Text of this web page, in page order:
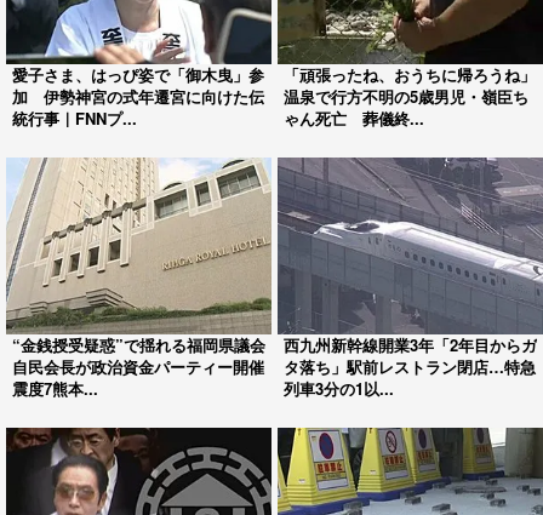
愛子さま、はっぴ姿で「御木曳」参
加 伊勢神宮の式年遷宮に向けた伝
統行事｜FNNプ...
「頑張ったね、おうちに帰ろうね」
温泉で行方不明の5歳男児・嶺臣ち
ゃん死亡 葬儀終...
“金銭授受疑惑”で揺れる福岡県議会
自民会長が政治資金パーティー開催
震度7熊本...
西九州新幹線開業3年「2年目からガ
タ落ち」駅前レストラン閉店…特急
列車3分の1以...